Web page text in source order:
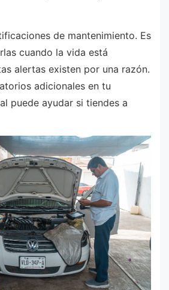
de mantenimiento. Es
cuando la vida está
alertas existen por una razón.
adicionales en tu
puede ayudar si tiendes a